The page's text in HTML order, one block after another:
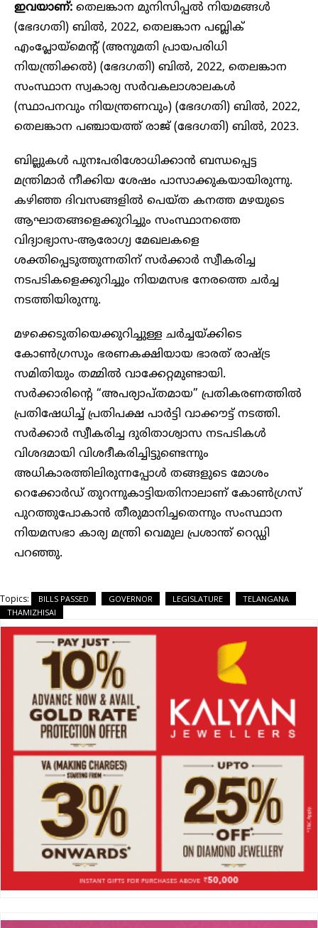
ഇവയാണ്: തെലങ്കാന മുനിസിപ്പൽ നിയമങ്ങൾ
(ഭേദഗതി) ബിൽ, 2022, തെലങ്കാന പബ്ലിക്
എംപ്ലോയ്‌മെന്റ് (അനുമതി പ്രായപരിധി
നിയന്ത്രിക്കൽ) (ഭേദഗതി) ബിൽ, 2022, തെലങ്കാന
സംസ്ഥാന സ്വകാര്യ സർവകലാശാലകൾ
(സ്ഥാപനവും നിയന്ത്രണവും) (ഭേദഗതി) ബിൽ, 2022,
തെലങ്കാന പഞ്ചായത്ത് രാജ് (ഭേദഗതി) ബിൽ, 2023.
ബില്ലുകൾ പുനഃപരിശോധിക്കാൻ ബന്ധപ്പെട്ട
മന്ത്രിമാർ നീക്കിയ ശേഷം പാസാക്കുകയായിരുന്നു.
കഴിഞ്ഞ ദിവസങ്ങളിൽ പെയ്ത കനത്ത മഴയുടെ
ആഘാതങ്ങളെക്കുറിച്ചും സംസ്ഥാനത്തെ
വിദ്യാഭ്യാസ-ആരോഗ്യ മേഖലകളെ
ശക്തിപ്പെടുത്തുന്നതിന് സർക്കാർ സ്വീകരിച്ച
നടപടികളെക്കുറിച്ചും നിയമസഭ നേരത്തെ ചർച്ച
നടത്തിയിരുന്നു.
മഴക്കെടുതിയെക്കുറിച്ചുള്ള ചർച്ചയ്ക്കിടെ
കോൺഗ്രസും ഭരണകക്ഷിയായ ഭാരത് രാഷ്ട്ര
സമിതിയും തമ്മിൽ വാക്കേറ്റമുണ്ടായി.
സർക്കാരിന്റെ “അപര്യാപ്തമായ” പ്രതികരണത്തിൽ
പ്രതിഷേധിച്ച് പ്രതിപക്ഷ പാർട്ടി വാക്കൗട്ട് നടത്തി.
സർക്കാർ സ്വീകരിച്ച ദുരിതാശ്വാസ നടപടികൾ
വിശദമായി വിശദീകരിച്ചിട്ടുണ്ടെന്നും
അധികാരത്തിലിരുന്നപ്പോൾ തങ്ങളുടെ മോശം
റെക്കോർഡ് തുറന്നുകാട്ടിയതിനാലാണ് കോൺഗ്രസ്
പുറത്തുപോകാൻ തീരുമാനിച്ചതെന്നും സംസ്ഥാന
നിയമസഭാ കാര്യ മന്ത്രി വെമുല പ്രശാന്ത് റെഡ്ഡി
പറഞ്ഞു.
Topics: BILLS PASSED GOVERNOR LEGISLATURE
TELANGANA
THAMIZHISAI